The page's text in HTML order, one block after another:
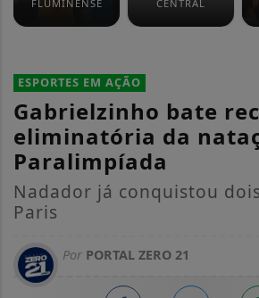
FLUMINENSE
CENTRAL
ESPORTES EM AÇÃO
Gabrielzinho bate
eliminatória da
Paralimpíada
Nadador já conquistou
Paris
Por PORTAL ZERO 21